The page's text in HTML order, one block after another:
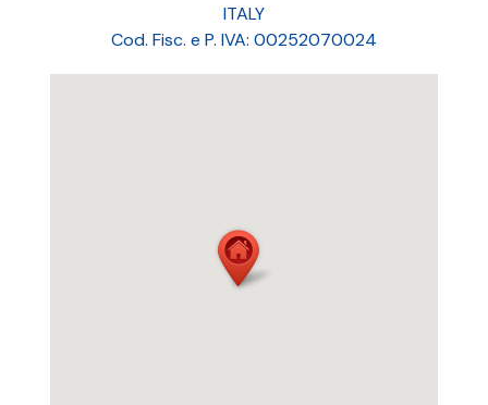
ITALY
Cod. Fisc. e P. IVA: 00252070024